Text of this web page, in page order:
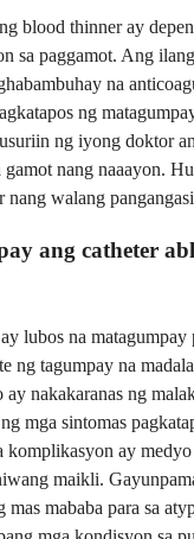
blood thinner ay
sa paggamot. Ang
na
ng
ng iyong doktor
nang naaayon.
nang walang
ang catheter
lubos na matagumpay
ng tagumpay na
ay nakakaranas ng
mga sintomas
ay medyo
maikli.
mas mababa para sa